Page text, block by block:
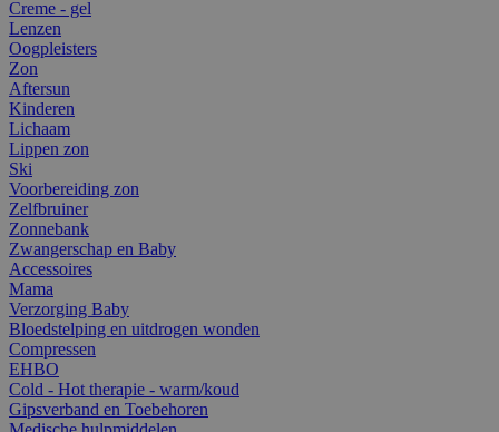
Creme - gel
Lenzen
Oogpleisters
Zon
Aftersun
Kinderen
Lichaam
Lippen zon
Ski
Voorbereiding zon
Zelfbruiner
Zonnebank
Zwangerschap en Baby
Accessoires
Mama
Verzorging Baby
Bloedstelping en uitdrogen wonden
Compressen
EHBO
Cold - Hot therapie - warm/koud
Gipsverband en Toebehoren